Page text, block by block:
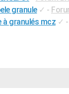
granule ✓ -
à granulés mcz ✓